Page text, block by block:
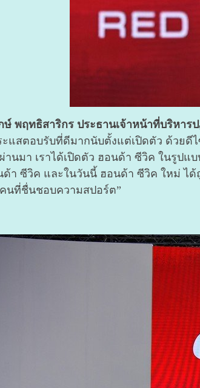
พฤทธิสาริกร ประธานเจ้าหน้าที่บริหาร
ะแสตอบรับที่ดีมากนับตั้งแต่เปิดตัว ด้วยดี
านมา เราได้เปิดตัว ฮอนด้า ซีวิค ในรูปแ
า ซีวิค และในวันนี้ ฮอนด้า ซีวิค ใหม่ ไ
คนที่ชื่นชอบความสปอร์ต”